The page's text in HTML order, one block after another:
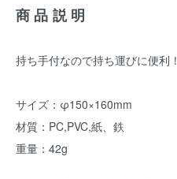
商品説明
持ち手付なので持ち運びに便利！
サイズ：φ150×160mm
材質：PC,PVC,紙、鉄
重量：42g